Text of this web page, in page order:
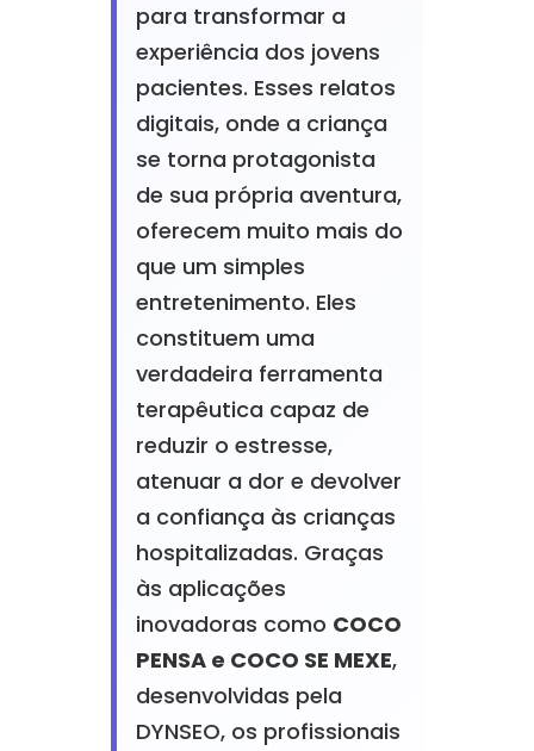
para transformar a
experiência dos jovens
pacientes. Esses relatos
digitais, onde a criança
se torna protagonista
de sua própria aventura,
oferecem muito mais do
que um simples
entretenimento. Eles
constituem uma
verdadeira ferramenta
terapêutica capaz de
reduzir o estresse,
atenuar a dor e devolver
a confiança às crianças
hospitalizadas. Graças
às aplicações
inovadoras como COCO
PENSA e COCO SE MEXE,
desenvolvidas pela
DYNSEO, os profissionais